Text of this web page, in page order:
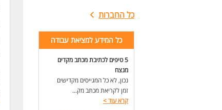
כל החברות
כל המידע למציאת עבודה
5 טיפים לכתיבת מכתב מקדים
מנצח
נכון, לא כל המגייסים מקדישים
זמן לקריאת מכתב מק...
קרא עוד>